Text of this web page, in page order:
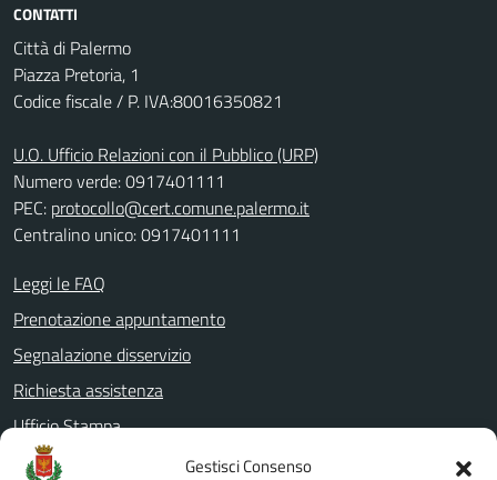
Gestisci Consenso
CONTATTI
Città di Palermo
Piazza Pretoria, 1
Codice fiscale / P. IVA:80016350821
U.O. Ufficio Relazioni con il Pubblico (URP)
Numero verde: 0917401111
PEC: protocollo@cert.comune.palermo.it
Centralino unico: 0917401111
Leggi le FAQ
Prenotazione appuntamento
Segnalazione disservizio
Richiesta assistenza
Ufficio Stampa
Amministrazione Trasparente